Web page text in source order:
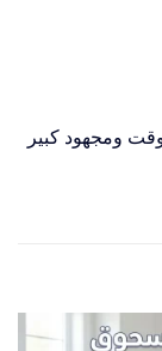
ومجهود كبير